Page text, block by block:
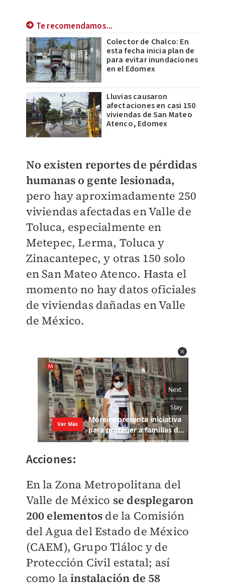
Te recomendamos...
Colector de Chalco: En
esta fecha inicia plan de
para evitar inundaciones
en el Edomex
Lluvias causaron
afectaciones en casi 150
viviendas de San Mateo
Atenco, Edomex
No existen reportes de pérdidas
humanas o gente lesionada,
pero hay aproximadamente 250
viviendas afectadas en Valle de
Toluca, especialmente en
Metepec, Lerma, Toluca y
Zinacantepec, y otras 150 solo
en San Mateo Atenco. Hasta el
momento no hay datos oficiales
de viviendas dañadas en Valle
de México.
Acciones:
En la Zona Metropolitana del
Valle de México se desplegaron
200 elementos de la Comisión
del Agua del Estado de México
(CAEM), Grupo Tláloc y de
Protección Civil estatal; así
como lainstalación de 58